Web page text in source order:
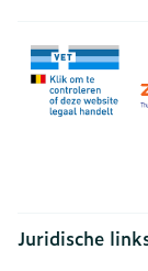
Juridische